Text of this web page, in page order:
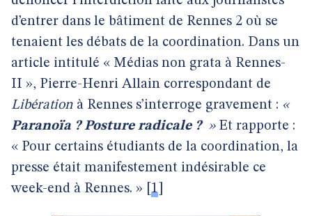
d’entrer dans le bâtiment de Rennes 2 où se
tenaient les débats de la coordination. Dans un
article intitulé « Médias non grata à Rennes-
II », Pierre-Henri Allain correspondant de
Libération à Rennes s’interroge gravement : «
Paranoïa ? Posture radicale ? » Et rapporte :
« Pour certains étudiants de la coordination, la
presse était manifestement indésirable ce
week-end à Rennes. »
1